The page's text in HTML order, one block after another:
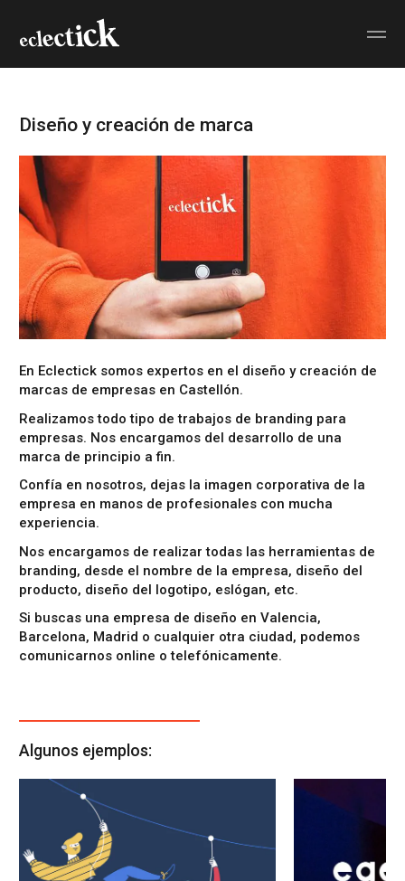
Diseño y creación de marca
En Eclectick somos expertos en el diseño y creación de
marcas de empresas en Castellón.
Realizamos todo tipo detrabajos de branding para
empresas. Nos encargamos del desarrollo de una
marca de principio a fin.
Confía en nosotros, dejas la imagen corporativa de la
empresa en manos de profesionales con mucha
experiencia.
Nos encargamos de realizar todas las herramientas de
branding, desde el nombre de la empresa, diseño del
producto, diseño del logotipo, eslógan, etc.
Si buscas una empresa de diseño en Valencia,
Barcelona, Madrid o cualquier otra ciudad, podemos
comunicarnos online o telefónicamente.
Algunos ejemplos: